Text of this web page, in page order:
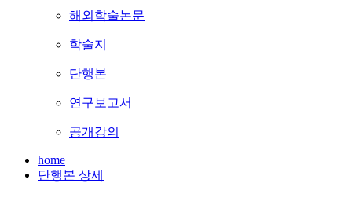
해외학술논문
학술지
단행본
연구보고서
공개강의
home
단행본 상세